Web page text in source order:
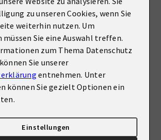
Zweifamilienhaus in Beckum zu verkaufen!
Zimmer
10
Mehr erfahren
zu unseren Cookies, wenn Sie
weiterhin nutzen. Um
Sie eine Auswahl treffen.
zum Thema Datenschutz
Sie unserer
entnehmen. Unter
können Sie gezielt Optionen ein
Einstellungen